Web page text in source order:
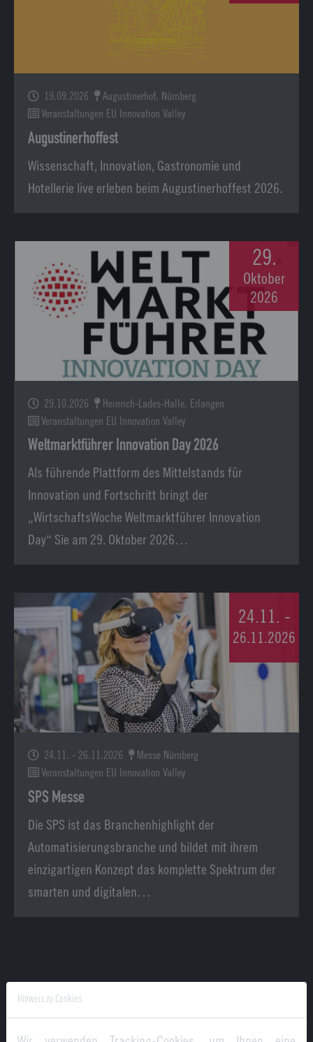
19.09.2026
Augustinerhof, Nürnberg
Veranstaltungen EU Innovation Valley
Augustinerhoffest
Wissenschaft, Innovation, Gastronomie und
Hotellerie live erleben beim Augustinerhoffest 2026.
29.
Oktober
2026
29.10.2026
Heinrich-Lades-Halle, Erlangen
Veranstaltungen EU Innovation Valley
Weltmarktführer Innovation Day 2026
Als führende Plattform des Mittelstands für
Innovation und Fortschritt bringt der
„WirtschaftsWoche Weltmarktführer Innovation
Day“ Sie am 29. Oktober 2026…
24.11. -
26.11.2026
24.11. - 26.11.2026
Messe Nürnberg
Veranstaltungen EU Innovation Valley
SPS Messe
Die SPS ist das Branchenhighlight der
Automatisierungsbranche und bildet mit ihrem
einzigartigen Konzept das komplette Spektrum der
smarten und digitalen…
Hinweis zu Cookies